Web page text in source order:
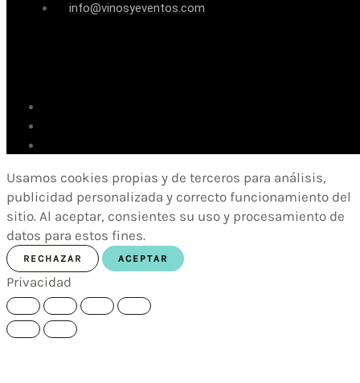
info@vinosyeventos.com
Usamos cookies propias y de terceros para análisis,
publicidad personalizada y correcto funcionamiento del
sitio. Al aceptar, consientes su uso y procesamiento de
datos para estos fines.
RECHAZAR ACEPTAR
Privacidad